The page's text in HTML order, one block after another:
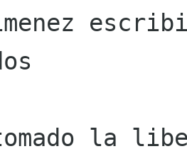
la